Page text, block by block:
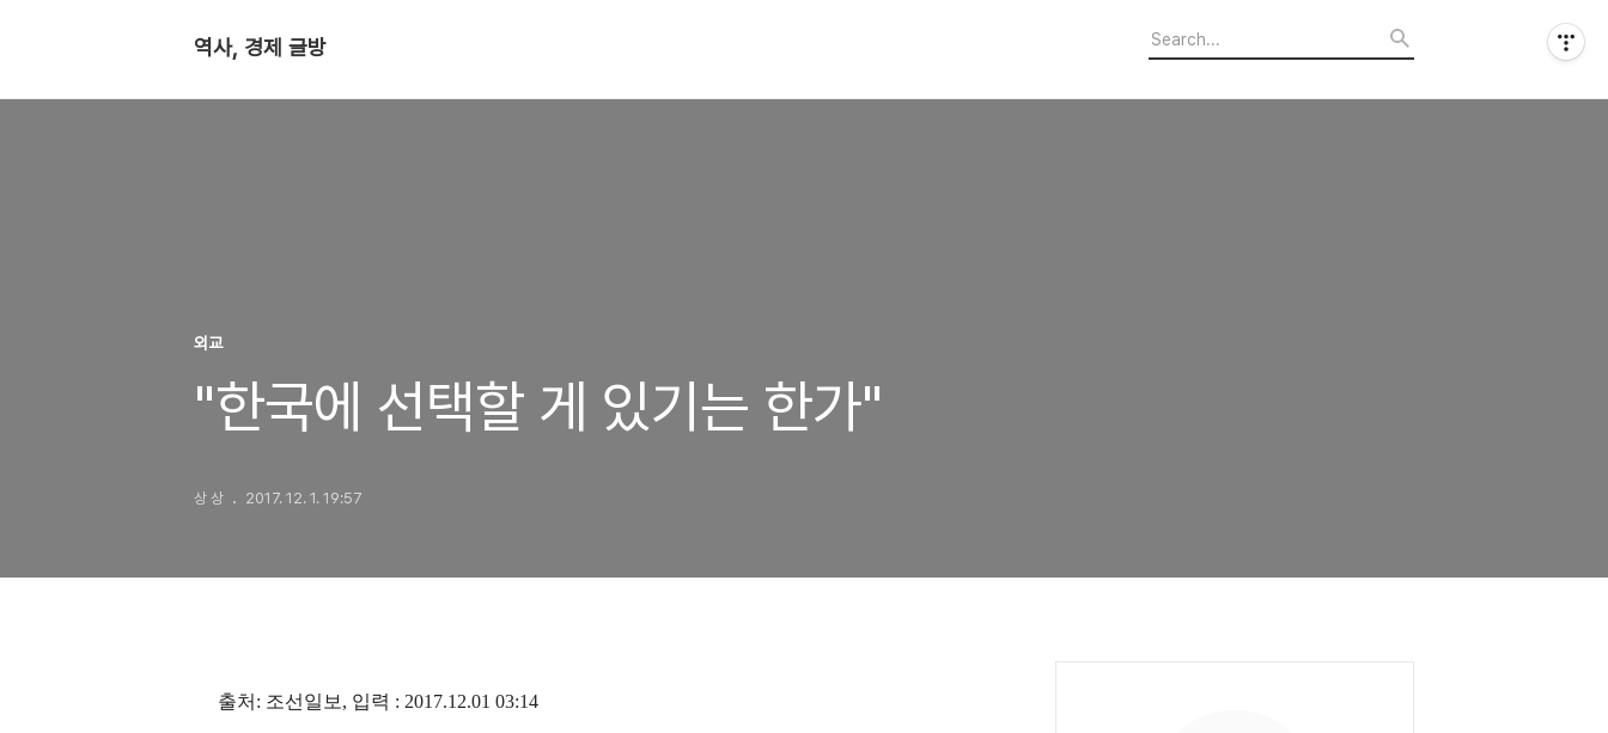
역사, 경제 글방
외교
"한국에 선택할 게 있기는 한가"
상 상 2017. 12. 1. 19:57
출처 : 조선일보 , 입력 : 2017.12.01 03:14